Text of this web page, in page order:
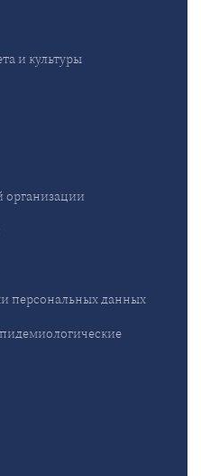
и культуры
организации
персональных данных